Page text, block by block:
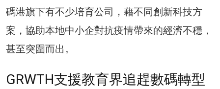
碼港旗下有不少培育公司，藉不同創新科技方
案，協助本地中小企對抗疫情帶來的經濟不穩，
甚至突圍而出。
GRWTH支援教育界追趕數碼轉型